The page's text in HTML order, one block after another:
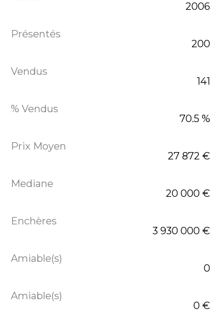
2006
200
141
70.5 %
27 872 €
20 000 €
3 930 000 €
0
0 €